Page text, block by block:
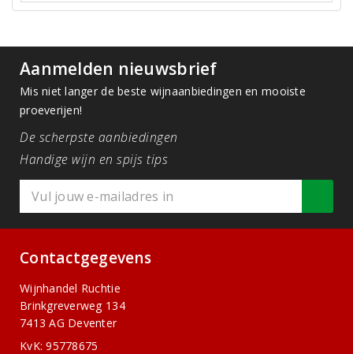
Aanmelden nieuwsbrief
Mis niet langer de beste wijnaanbiedingen en mooiste
proeverijen!
De scherpste aanbiedingen
Handige wijn en spijs tips
Contactgegevens
Wijnhandel Ruchtie
Brinkgreverweg 134
7413 AG Deventer
KvK: 95778675